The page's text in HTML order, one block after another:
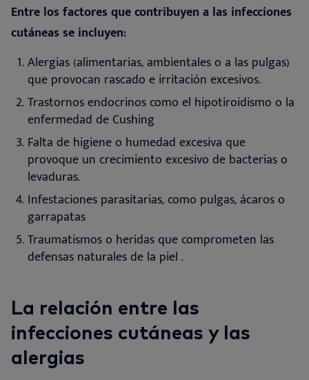
Entre los factores que contribuyen a las infecciones
cutáneas se incluyen:
Alergias (alimentarias, ambientales o a las pulgas)
que provocan rascado e irritación excesivos.
Trastornos endocrinos como el hipotiroidismo o la
enfermedad de Cushing
Falta de higiene o humedad excesiva que
provoque un crecimiento excesivo de bacterias o
levaduras.
Infestaciones parasitarias, como pulgas, ácaros o
garrapatas
Traumatismos o heridas que comprometen las
defensas naturales de la piel .
La relación entre las
infecciones cutáneas y las
alergias